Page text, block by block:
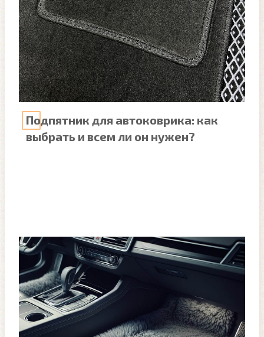
Подпятник для автоковрика: как
выбрать и всем ли он нужен?